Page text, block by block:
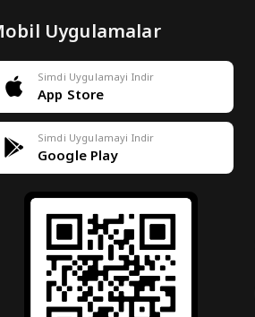
Uygulamalar
Simdi Uygulamayi Indir
App Store
Simdi Uygulamayi Indir
Google Play